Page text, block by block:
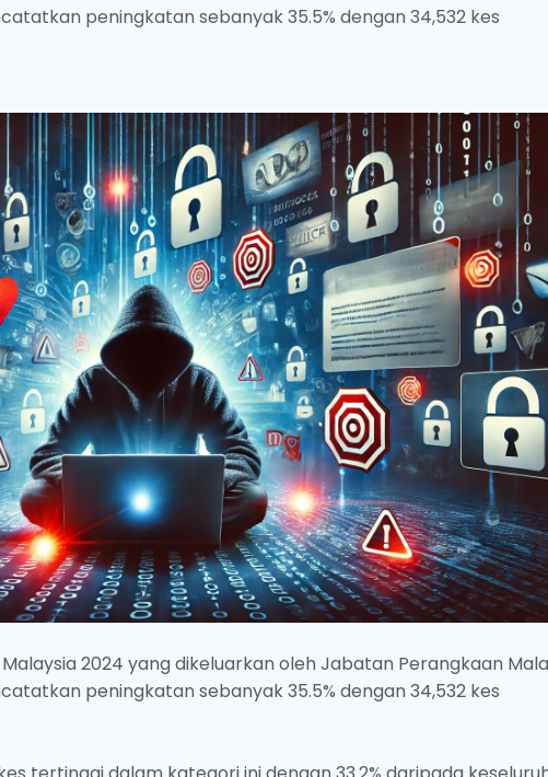
peningkatan sebanyak 35.5% dengan 34,532 kes
2024 yang dikeluarkan oleh Jabatan Perangkaan
peningkatan sebanyak 35.5% dengan 34,532 kes